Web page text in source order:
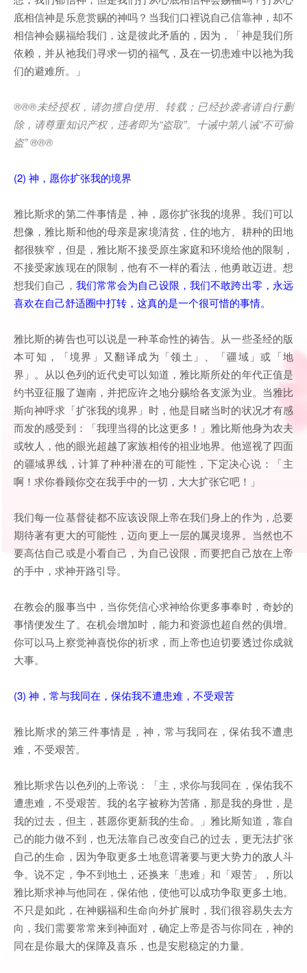
底相信神是乐意赏赐的神吗？当我们口裡说自己信靠神，却不
相信神会赐福给我们，这是彼此矛盾的，因为，「神是我们所
依赖，并从祂我们寻求一切的福气，及在一切患难中以祂为我
们的避难所。」
®®®未经授权，请勿擅自使用、转载；已经抄袭者请自行删
除，请尊重知识产权，违者即为“盗取”。十诫中第八诫“不可偷
盗” ®®®
(2) 神，愿你扩张我的境界
雅比斯求的第二件事情是，神，愿你扩张我的境界。我们可以
想像，雅比斯和他的母亲是家境清贫，住的地方、耕种的田地
都很狭窄，但是，雅比斯不接受原生家庭和环境给他的限制，
不接受家族现在的限制，他有不一样的看法，他勇敢迈进。想
想我们自己， 我们常常会为自己设限，我们不敢跨出零，永远
喜欢在自己舒适圈中打转，这真的是一个很可惜的事情。
雅比斯的祷告也可以说是一种革命性的祷告。从一些圣经的版
本可知，「境界」又翻译成为「领土」、「疆域」或「地
界」。从以色列的近代史可以知道，雅比斯所处的年代正值是
约书亚征服了迦南，并把应许之地分赐给各支派为业。当雅比
斯向神呼求「扩张我的境界」时，他是目睹当时的状况才有感
而发的感受到：「我理当得的比这更多！」雅比斯他身为农夫
或牧人，他的眼光超越了家族相传的祖业地界。他巡视了四面
的疆域界线，计算了种种潜在的可能性，下定决心说：「主
啊！求你眷顾你交在我手中的一切，大大扩张它吧！」
我们每一位基督徒都不应该设限上帝在我们身上的作为，总要
期待著有更大的可能性，迈向更上一层的属灵境界。当然也不
要高估自己或是小看自己，为自己设限，而要把自己放在上帝
的手中，求神开路引导。
在教会的服事当中，当你凭信心求神给你更多事奉时，奇妙的
事情便发生了。在机会增加时，能力和资源也超自然的俱增。
你可以马上察觉神喜悦你的祈求，而上帝也迫切要透过你成就
大事。
(3) 神，常与我同在，保佑我不遭患难，不受艰苦
雅比斯求的第三件事情是，神，常与我同在，保佑我不遭患
难，不受艰苦。
雅比斯求告以色列的上帝说：「主，求你与我同在，保佑我不
遭患难，不受艰苦。我的名字被称为苦痛，那是我的身世，是
我的过去，但主，甚愿你更新我的生命。」雅比斯知道，靠自
己的能力做不到，也无法靠自己改变自己的过去，更无法扩张
自己的生命，因为争取更多土地意谓著要与更大势力的敌人斗
争。说不定，争不到地土，还换来「患难」和「艰苦」，所以
雅比斯求神与他同在，保佑他，使他可以成功争取更多土地。
不只是如此，在神赐福和生命向外扩展时，我们很容易失去方
向，我们需要常常来到神面对，确定上帝是否与你同在，神的
同在是你最大的保障及喜乐，也是安慰稳定的力量。